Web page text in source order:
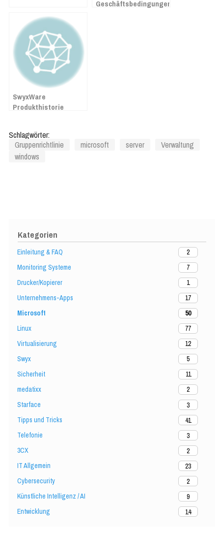
Kategorien
Einleitung & FAQ
2
Monitoring Systeme
7
Drucker/Kopierer
1
Unternehmens-Apps
17
Microsoft
50
Linux
77
Virtualisierung
12
Swyx
5
Sicherheit
11
medatixx
2
Starface
3
Tipps und Tricks
41
Telefonie
3
3CX
2
IT Allgemein
23
Cybersecurity
2
Künstliche Intelligenz / AI
9
Entwicklung
14
Geschäftsbedingungen
SwyxWare
Produkthistorie
Schlagwörter:
Gruppenrichtlinie
microsoft server
Verwaltung
windows